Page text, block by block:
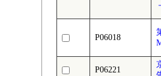
P06018
P06221